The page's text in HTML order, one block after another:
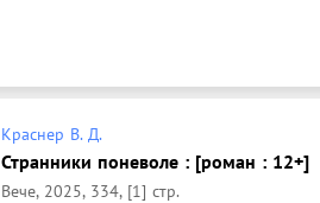
Краснер В. Д.
Странники поневоле : [роман : 12+]
Вече, 2025, 334, [1] стр.